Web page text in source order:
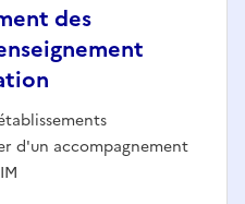
des
d'un accompagnement